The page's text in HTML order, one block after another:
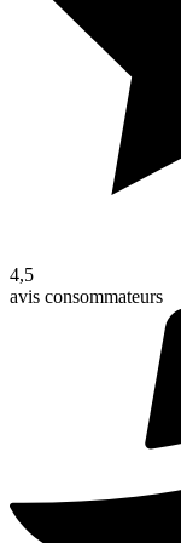
4,5
avis consommateurs